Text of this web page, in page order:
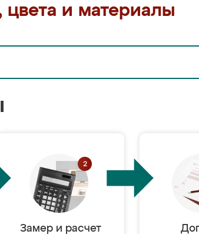
и материалы
Замер и расчет